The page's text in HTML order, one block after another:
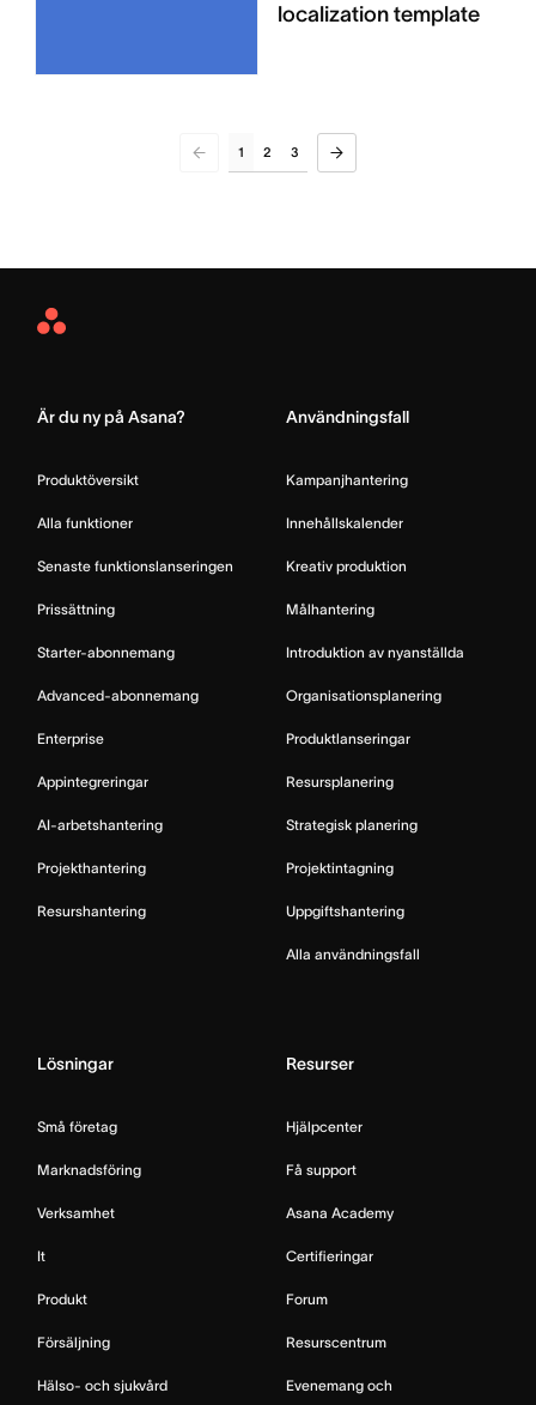
localization template
1 2 3
Asana
Är du ny på Asana?
Produktöversikt
Alla funktioner
Senaste funktionslanseringen
Prissättning
Starter-abonnemang
Advanced-abonnemang
Enterprise
Appintegreringar
AI-arbetshantering
Projekthantering
Resurshantering
Användningsfall
Kampanjhantering
Innehållskalender
Kreativ produktion
Målhantering
Introduktion av nyanställda
Organisationsplanering
Produktlanseringar
Resursplanering
Strategisk planering
Projektintagning
Uppgiftshantering
Alla användningsfall
Lösningar
Små företag
Marknadsföring
Verksamhet
It
Produkt
Försäljning
Hälso- och sjukvård
Resurser
Hjälpcenter
Få support
Asana Academy
Certifieringar
Forum
Resurscentrum
Evenemang och